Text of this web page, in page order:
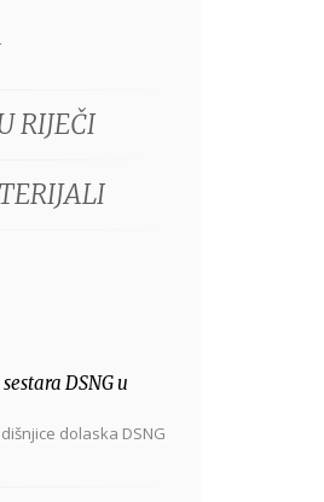
RIJEČI
DSNG u
dolaska DSNG
u Davoru, u